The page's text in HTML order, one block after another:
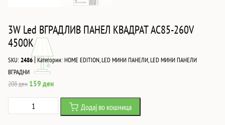
3W Led ВГРАДЛИВ ПАНЕЛ КВАДРАТ AC85-260V
4500K
SKU:2486|Категории:HOME EDITION,LED МИНИ ПАНЕЛИ,LED МИНИ ПАНЕЛИ
ВГРАДНИ
208ден Original
was:
159 денCurrent
price
159 ден.
Led
Додај во кошница